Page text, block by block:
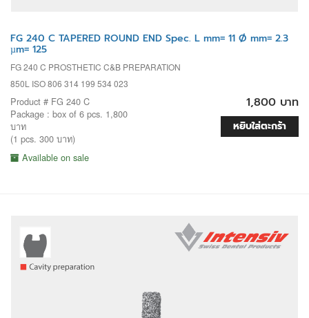
FG 240 C TAPERED ROUND END Spec. L mm= 11 Ø mm= 2.3
µm= 125
FG 240 C PROSTHETIC C&B PREPARATION
850L ISO 806 314 199 534 023
Product # FG 240 C
Package : box of 6 pcs. 1,800
บาท
(1 pcs. 300 บาท)
Available on sale
1,800 บาท
หยิบใส่ตะกร้า